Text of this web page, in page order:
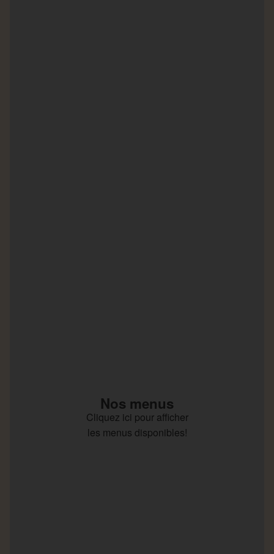
Nos menus
Cliquez ici pour afficher
les menus disponibles!